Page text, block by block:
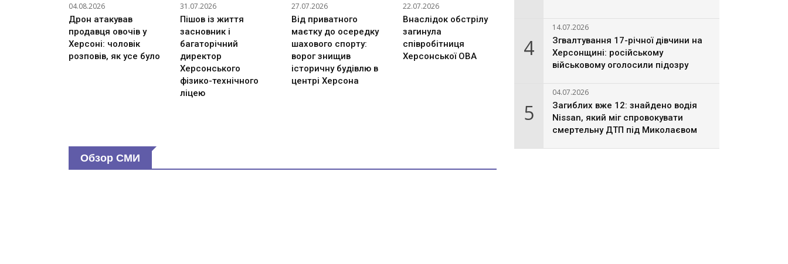
04.08.2026
Дрон атакував
продавця овочів у
Херсоні: чоловік
розповів, як усе було
31.07.2026
Пішов із життя
засновник і
багаторічний
директор
Херсонського
фізико-технічного
ліцею
27.07.2026
Від приватного
маєтку до осередку
шахового спорту:
ворог знищив
історичну будівлю в
центрі Херсона
22.07.2026
Внаслідок обстрілу
загинула
співробітниця
Херсонської ОВА
Обзор СМИ
4
14.07.2026
Згвалтування 17-річної дівчини на
Херсонщині: російському
військовому оголосили підозру
5
04.07.2026
Загиблих вже 12: знайдено водія
Nissan, який міг спровокувати
смертельну ДТП під Миколаєвом